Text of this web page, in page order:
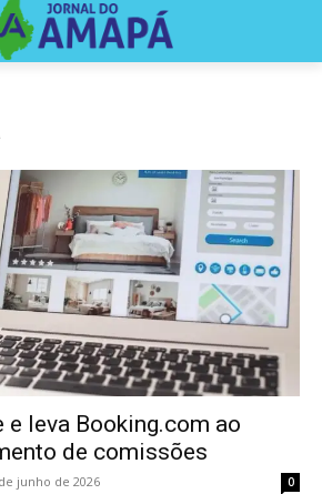
e leva Booking.com ao
de comissões
junho de 2026 0